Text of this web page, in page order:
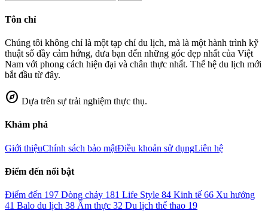
Tôn chỉ
Chúng tôi không chỉ là một tạp chí du lịch, mà là một hành trình kỹ
thuật số đầy cảm hứng, đưa bạn đến những góc đẹp nhất của Việt
Nam với phong cách hiện đại và chân thực nhất. Thế hệ du lịch mới
bắt đầu từ đây.
explore Dựa trên sự trải nghiệm thực thụ.
Khám phá
Giới thiệuChính sách bảo mậtĐiều khoản sử dụngLiên hệ
Điểm đến nổi bật
Điểm đến 197 Dòng chảy 181 Life Style 84 Kinh tế 66 Xu hướng
41 Balo du lịch 38 Ẩm thực 32 Du lịch thể thao 19